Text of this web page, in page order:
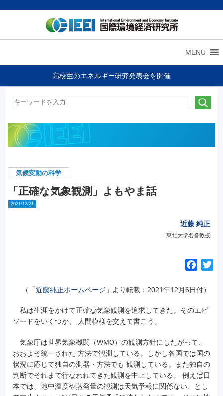
MENU
高校生のエネルギー研究発表会を開催
気候変動の科学
「正確な気象観測」よもやま話
2021/12/21
近藤 純正
東北大学名誉教授
c
b
k
（「近藤純正ホームページ 」より転載：2021年12月6日付）
私は生涯をかけて正確な気象観測を追求してきた。そのエピ
ソードをいくつか、 人間模様を交えて書こう。
気象庁は世界気象機関（WMO）の観測方針にしたがって、
おおよそ統一された 方法で観測している。しかし各国では国の
状況に応じて独自の測器・方法でも 観測している。また独自の
判断でそれまで行なわれてきた観測を中止している。 例えば日
本では、地中温度や蒸発量の観測は天気予報に関係ない、とし